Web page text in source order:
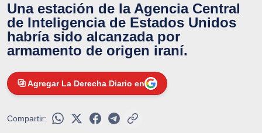
Una estación de la Agencia Central
de Inteligencia de Estados Unidos
habría sido alcanzada por
armamento de origen iraní.
Agregar La Derecha Diario en
Compartir: